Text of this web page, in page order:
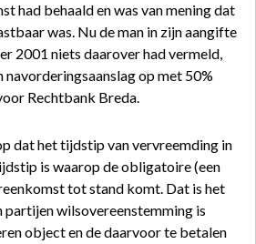
had behaald en was van mening dat
was. Nu de man in zijn aangifte
2001 niets daarover had vermeld,
navorderingsaanslag op met 50%
Rechtbank Breda.
dat het tijdstip van vervreemding in
is waarop de obligatoire (een
tot stand komt. Dat is het
partijen wilsovereenstemming is
object en de daarvoor te betalen